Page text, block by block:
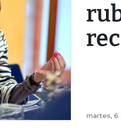
martes, 6